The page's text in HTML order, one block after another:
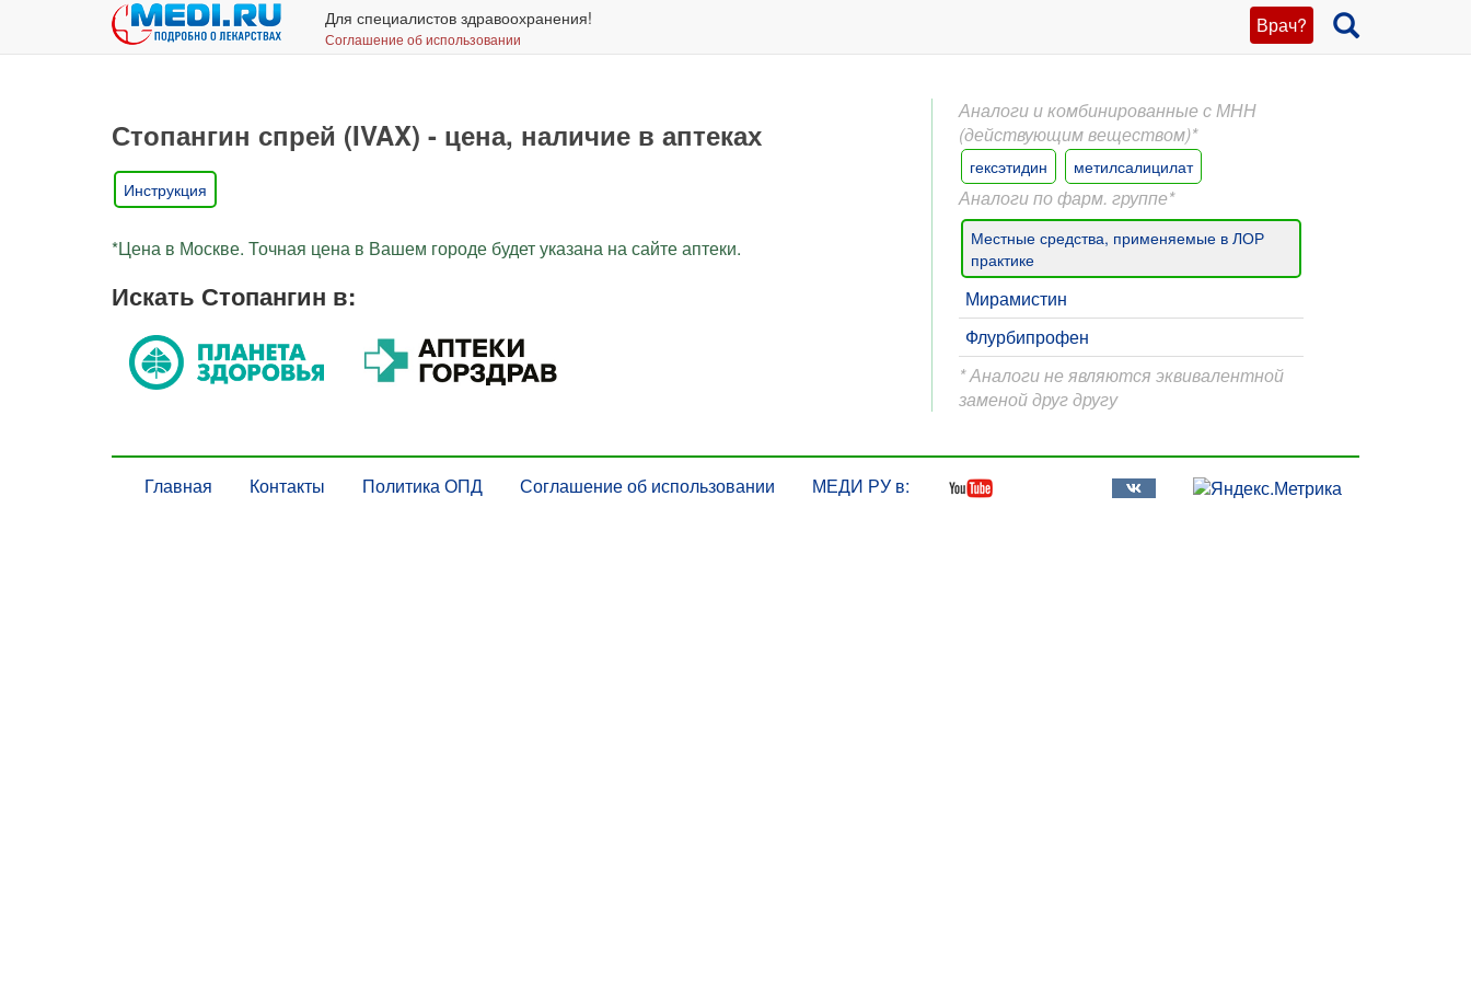
Врач?
Для специалистов здравоохранения!
Соглашение об использовании
Стопангин спрей (IVAX) - цена, наличие в аптеках
Инструкция
*Цена в Москве. Точная цена в Вашем городе будет указана на сайте аптеки.
Искать Стопангин в:
Аналоги и комбинированные с МНН
(действующим веществом)*
гексэтидин метилсалицилат
Аналоги по фарм. группе*
Местные средства, применяемые в ЛОР
практике
Мирамистин
Флурбипрофен
* Аналоги не являются эквивалентной
заменой друг другу
Главная Контакты Политика ОПД Соглашение об использовании МЕДИ РУ в: